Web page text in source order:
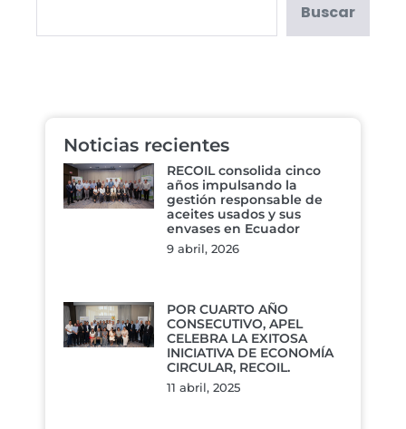
Buscar
Noticias recientes
RECOIL consolida cinco
años impulsando la
gestión responsable de
aceites usados y sus
envases en Ecuador
9 abril, 2026
POR CUARTO AÑO
CONSECUTIVO, APEL
CELEBRA LA EXITOSA
INICIATIVA DE ECONOMÍA
CIRCULAR, RECOIL.
11 abril, 2025